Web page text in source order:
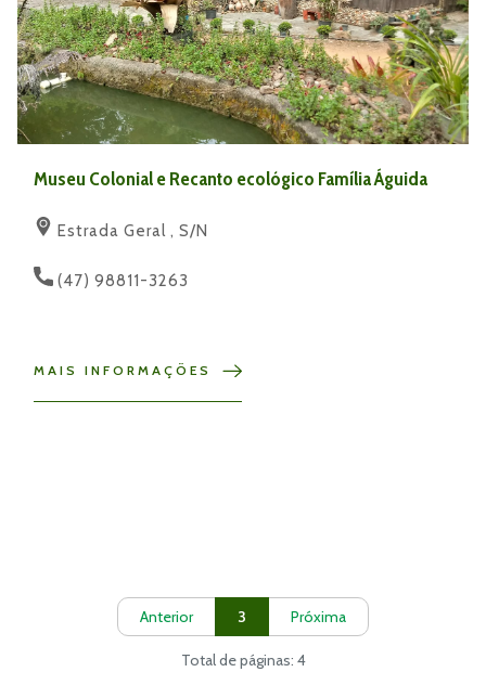
Museu Colonial e Recanto ecológico Família Águida
Estrada Geral , S/N
(47) 98811-3263
MAIS INFORMAÇÕES
Anterior 3 Próxima
Total de páginas: 4